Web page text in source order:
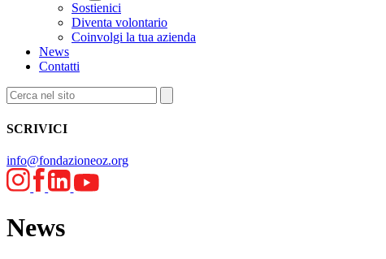
Sostienici
Diventa volontario
Coinvolgi la tua azienda
News
Contatti
SCRIVICI
info@fondazioneoz.org
News